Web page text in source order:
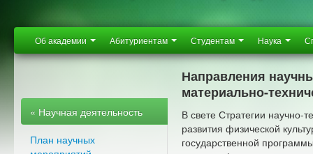
Об академии Абитуриентам Студентам Наука
« Научная деятельность
План научных
Направления
материально-
В свете Стратегии научно-
развития физической
государственной